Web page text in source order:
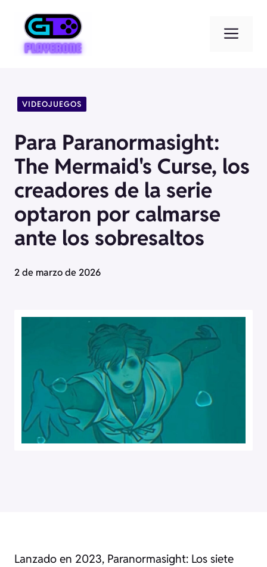
contenido
VIDEOJUEGOS
Para Paranormasight:
The Mermaid's Curse, los
creadores de la serie
optaron por calmarse
ante los sobresaltos
2 de marzo de 2026
Lanzado en 2023, Paranormasight: Los siete